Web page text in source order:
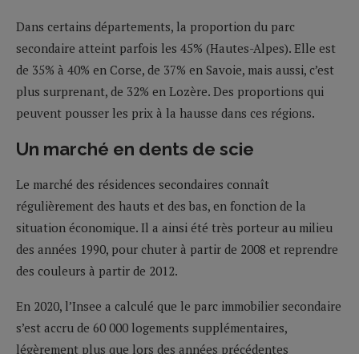
Dans certains départements, la proportion du parc
secondaire atteint parfois les 45% (Hautes-Alpes). Elle est
de 35% à 40% en Corse, de 37% en Savoie, mais aussi, c’est
plus surprenant, de 32% en Lozère. Des proportions qui
peuvent pousser les prix à la hausse dans ces régions.
Un marché en dents de scie
Le marché des résidences secondaires connaît
régulièrement des hauts et des bas, en fonction de la
situation économique. Il a ainsi été très porteur au milieu
des années 1990, pour chuter à partir de 2008 et reprendre
des couleurs à partir de 2012.
En 2020, l’Insee a calculé que le parc immobilier secondaire
s’est accru de 60 000 logements supplémentaires,
légèrement plus que lors des années précédentes